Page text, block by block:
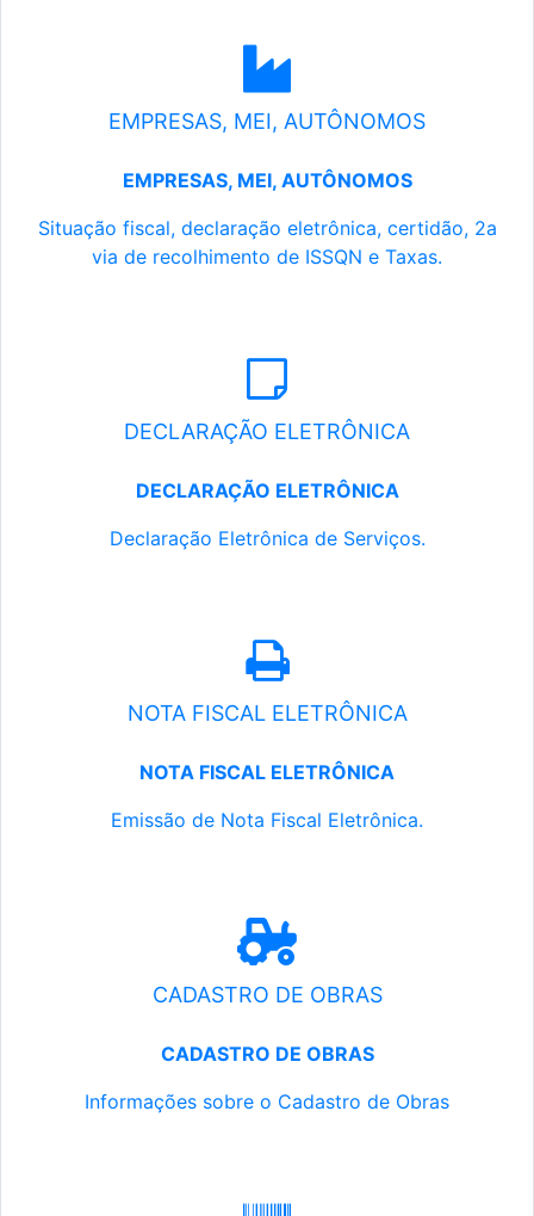
EMPRESAS, MEI, AUTÔNOMOS
EMPRESAS, MEI, AUTÔNOMOS
Situação fiscal, declaração eletrônica, certidão, 2a
via de recolhimento de ISSQN e Taxas.
DECLARAÇÃO ELETRÔNICA
DECLARAÇÃO ELETRÔNICA
Declaração Eletrônica de Serviços.
NOTA FISCAL ELETRÔNICA
NOTA FISCAL ELETRÔNICA
Emissão de Nota Fiscal Eletrônica.
CADASTRO DE OBRAS
CADASTRO DE OBRAS
Informações sobre o Cadastro de Obras